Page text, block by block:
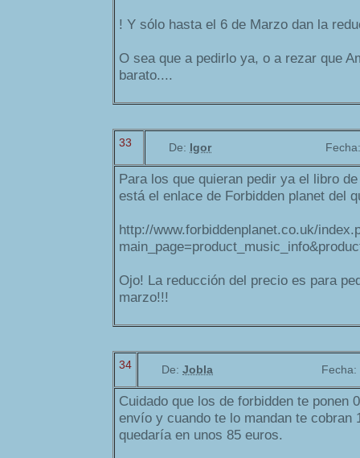
! Y sólo hasta el 6 de Marzo dan la
O sea que a pedirlo ya, o a rezar que
barato....
33 De: Igor
Para los que quieran pedir ya el libro
está el enlace de Forbidden planet del
http://www.forbiddenplanet.co.uk/
Ojo! La reducción del precio es para
marzo!!!
34 De: Jobla Fecha:
Cuidado que los de forbidden te ponen
envío y cuando te lo mandan te cobran
quedaría en unos 85 euros.